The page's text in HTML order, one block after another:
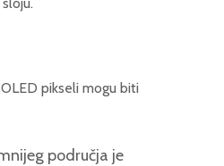
pikseli mogu biti
područja je